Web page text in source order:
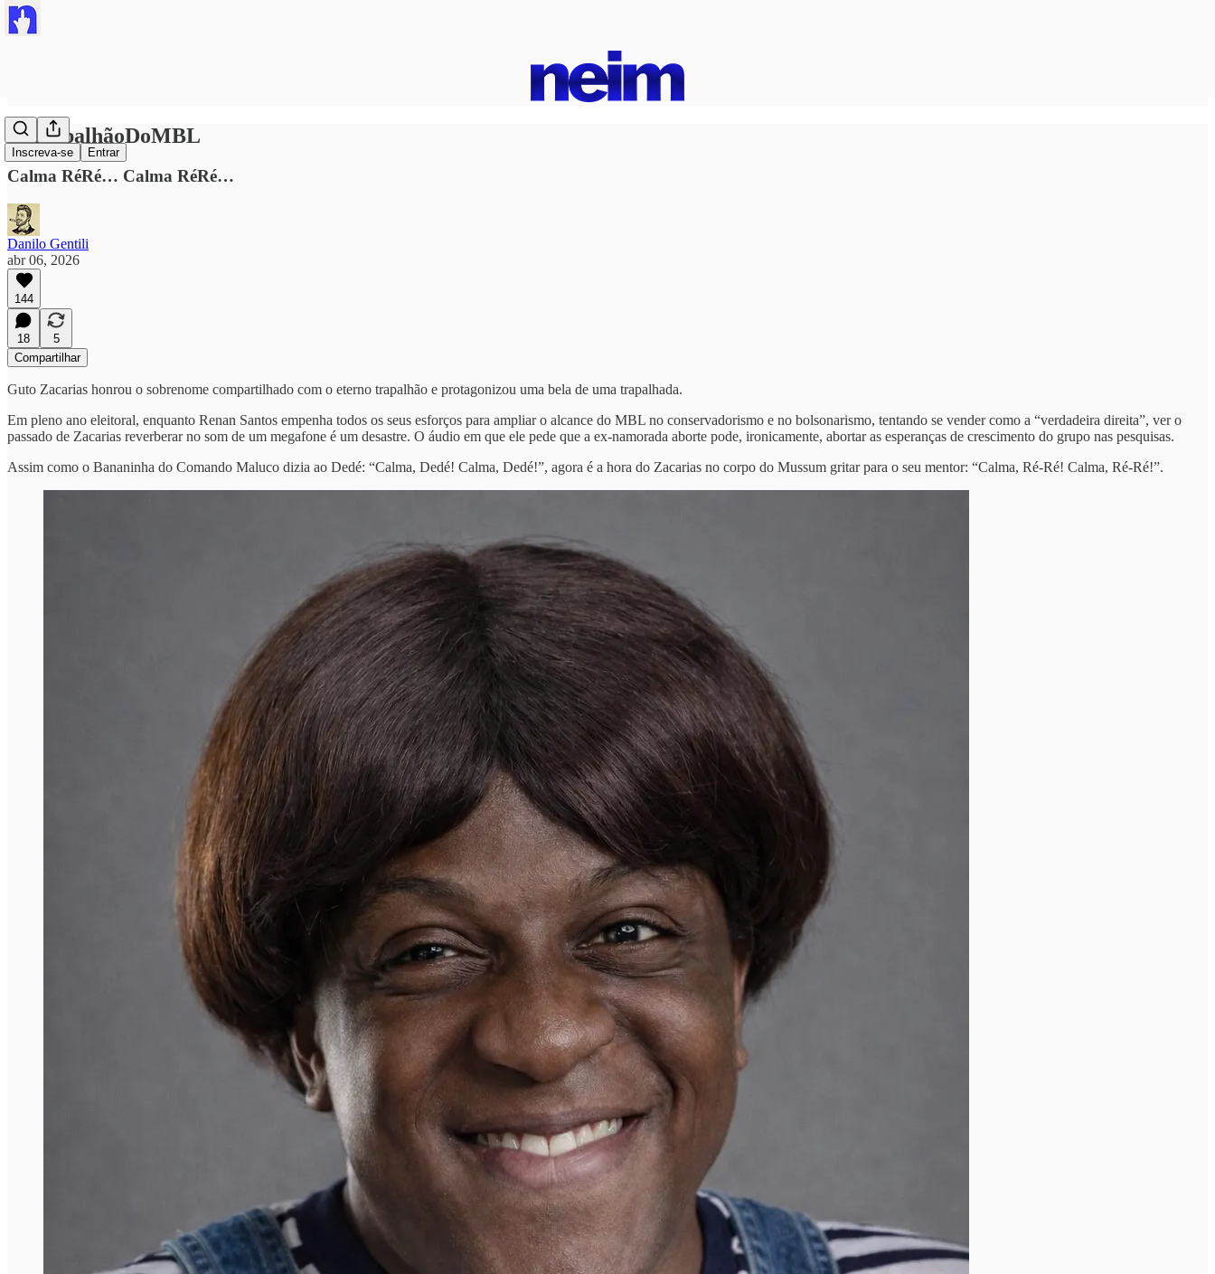
Inscreva-se Entrar
#oTrapalhãoDoMBL
Calma RéRé… Calma RéRé…
Danilo Gentili
abr 06, 2026
144
18
5
Compartilhar
Guto Zacarias honrou o sobrenome compartilhado com o eterno trapalhão e protagonizou uma bela de uma trapalhada.
Em pleno ano eleitoral, enquanto Renan Santos empenha todos os seus esforços para ampliar o alcance do MBL no conservadorismo e no bolsonarismo, tentando se vender como a “verdadeira direita”, ver o
passado de Zacarias reverberar no som de um megafone é um desastre. O áudio em que ele pede que a ex-namorada aborte pode, ironicamente, abortar as esperanças de crescimento do grupo nas pesquisas.
Assim como o Bananinha do Comando Maluco dizia ao Dedé: “Calma, Dedé! Calma, Dedé!”, agora é a hora do Zacarias no corpo do Mussum gritar para o seu mentor: “Calma, Ré-Ré! Calma, Ré-Ré!”.